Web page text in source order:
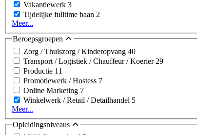
Vakantiewerk 3
Tijdelijke fulltime baan 2
Meer...
Beroepsgroepen
Zorg / Thuiszorg / Kinderopvang 40
Transport / Logistiek / Chauffeur / Koerier 29
Productie 11
Promotiewerk / Hostess 7
Online Marketing 7
Winkelwerk / Retail / Detailhandel 5
Meer...
Opleidingsniveaus